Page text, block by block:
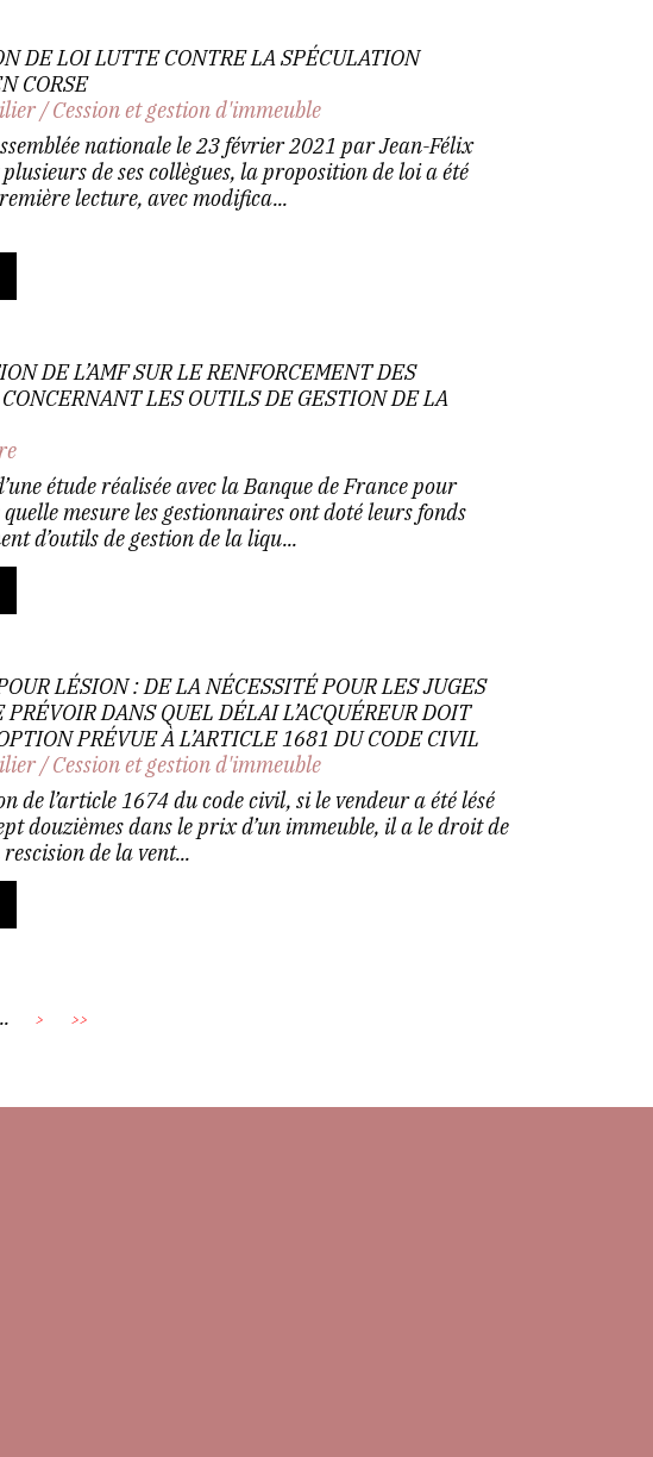
DE LOI LUTTE CONTRE LA SPÉCULATION
CORSE
/Cession et gestion d'immeuble
nationale le 23 février 2021 par Jean-Félix
de ses collègues, la proposition de loi a été
lecture, avec modifica...
DE L’AMF SUR LE RENFORCEMENT DES
LES OUTILS DE GESTION DE LA
étude réalisée avec la Banque de France pour
mesure les gestionnaires ont doté leurs fonds
d’outils de gestion de la liqu...
LÉSION : DE LA NÉCESSITÉ POUR LES JUGES
PRÉVOIR DANS QUEL DÉLAI L’ACQUÉREUR DOIT
PRÉVUE À L’ARTICLE 1681 DU CODE CIVIL
/Cession et gestion d'immeuble
de l’article 1674 du code civil, si le vendeur a été lésé
douzièmes dans le prix d’un immeuble, il a le droit de
de la vent...
> >>